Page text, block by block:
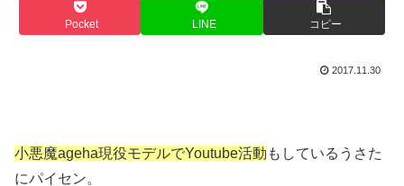
Pocket LINE コピー
2017.11.30
小悪魔ageha現役モデルでYoutube活動 もしているうさた
にパイセン。